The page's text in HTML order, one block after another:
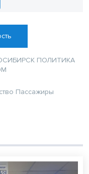
ПОЛИТИКА
Пассажиры